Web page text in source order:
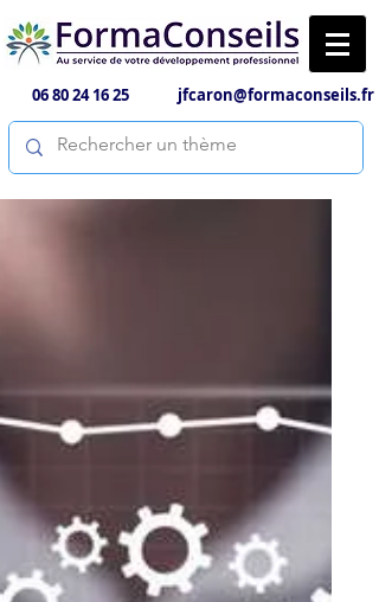
06 80 24 16 25 jfcaron@formaconseils.fr